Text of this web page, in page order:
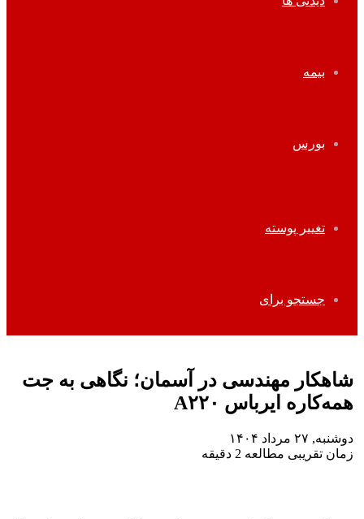
بیمه
بورس
تغییر پوسته
جستجو برای
شاهکار مهندسی در آسمان؛ نگاهی به جت
همه‌کاره ایرباس A۲۲۰
دوشنبه, ۲۷ مرداد ۱۴۰۴
زمان تقریبی مطالعه 2 دقیقه